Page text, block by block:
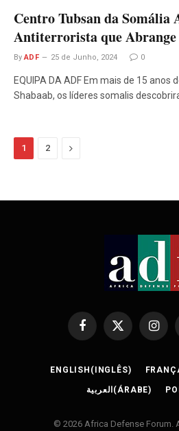
Centro Tubsan da Somália
Antiterrorista que Abrange
By ADF 25 de Junho, 2024 0
EQUIPA DA ADF Em mais de 15 anos
Shabaab, os líderes somalis
1 2 Next
Facebook
X
ENGLISH ( INGLÊS)
العربية (ÁRABE)
© 2026 Africa Defense Forum.